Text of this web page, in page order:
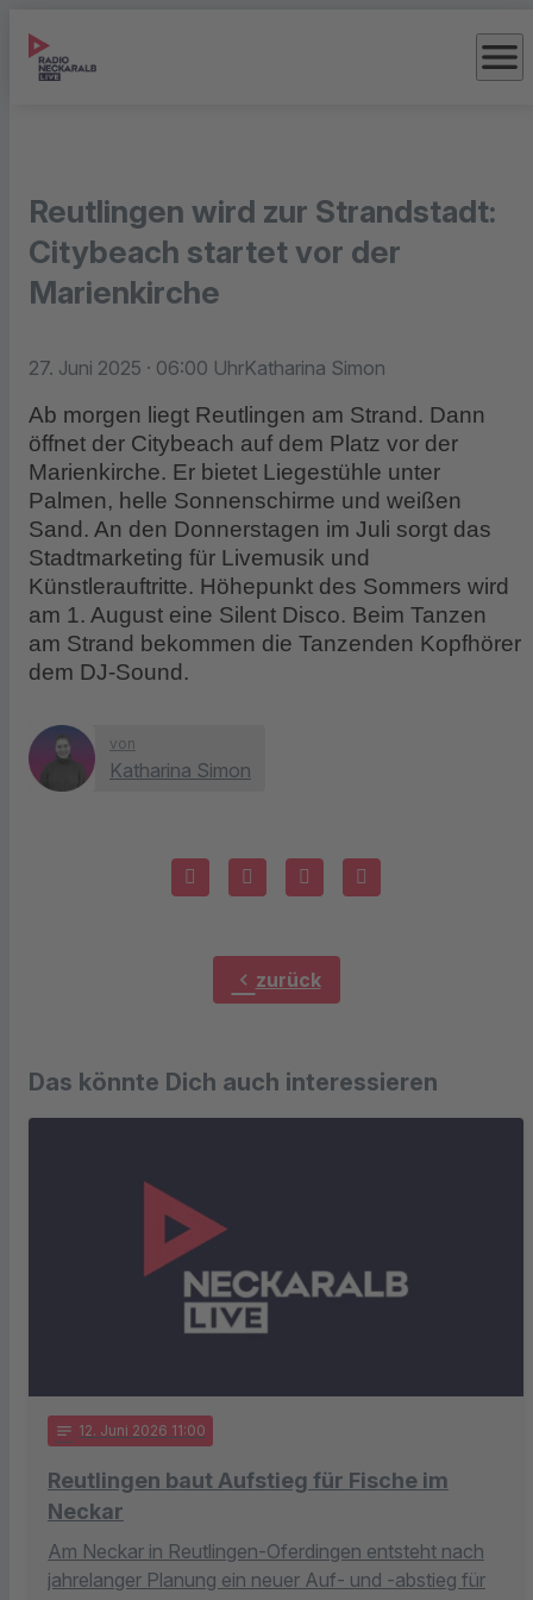
menu
Reutlingen wird zur Strandstadt:
Citybeach startet vor der
Marienkirche
27. Juni 2025 · 06:00 UhrKatharina Simon
Ab morgen liegt Reutlingen am Strand. Dann
öffnet der Citybeach auf dem Platz vor der
Marienkirche. Er bietet Liegestühle unter
Palmen, helle Sonnenschirme und weißen
Sand. An den Donnerstagen im Juli sorgt das
Stadtmarketing für Livemusik und
Künstlerauftritte. Höhepunkt des Sommers wird
am 1. August eine Silent Disco. Beim Tanzen
am Strand bekommen die Tanzenden Kopfhörer
dem DJ-Sound.
von
Katharina Simon
chevron_left zurück
Das könnte Dich auch interessieren
notes 12. Juni 2026 11:00
Reutlingen baut Aufstieg für Fische im
Neckar
Am Neckar in Reutlingen-Oferdingen entsteht nach
jahrelanger Planung ein neuer Auf- und -abstieg für